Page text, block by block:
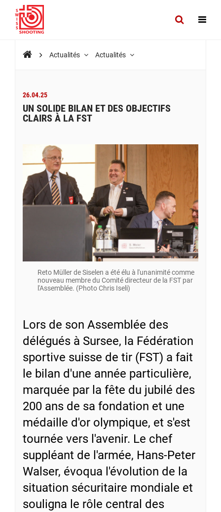
Actualités Actualités
26.04.25
UN SOLIDE BILAN ET DES OBJECTIFS
CLAIRS À LA FST
Reto Müller de Siselen a été élu à l'unanimité comme
nouveau membre du Comité directeur de la FST par
l'Assemblée. (Photo Chris Iseli)
Lors de son Assemblée des
délégués à Sursee, la Fédération
sportive suisse de tir (FST) a fait
le bilan d'une année particulière,
marquée par la fête du jubilé des
200 ans de sa fondation et une
médaille d'or olympique, et s'est
tournée vers l'avenir. Le chef
suppléant de l'armée, Hans-Peter
Walser, évoqua l'évolution de la
situation sécuritaire mondiale et
souligna le rôle central des